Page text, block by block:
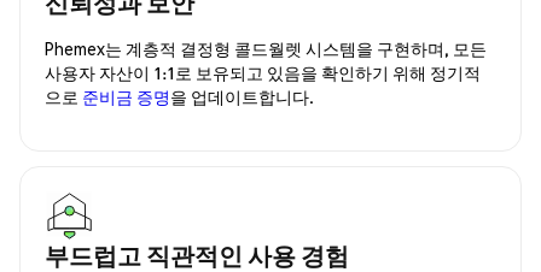
Phemex는 계층적 결정형 콜드월렛 시스템을 구현하며, 모든
사용자 자산이 1:1로 보유되고 있음을 확인하기 위해 정기적
으로 준비금 증명을 업데이트합니다.
부드럽고 직관적인 사용 경험